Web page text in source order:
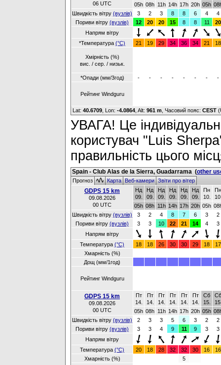
06 UTC
05h 08h 11h 14h 17h 20h 05h
Швидкість вітру (вузлів) 3 2 3 8 8 6 4
4
Пориви вітру (вузлів) 12 20 20 15 8 8 11
20
Напрям вітру
*Температура (°C) 21 19 29 34 36 34 21 18
Хмірність (%)
вис. / сер. / низьк.
*Опади (мм/3год) - - - - - - - -
Рейтинг Windguru
Lat: 40.6709 , Lon: -4.0864 Alt: 961 m , Часовий пояс: CEST
УВАГА! Це
користувач "Luis
правильність цього
Spain - Club Alas de la Sierra, Guadarrama (other
Прогноз КартаВеб-камериЗвіти про вітер
GDPS 15 km
09.08.2026
00 UTC
Нд
09.
Нд
09.
Нд
09.
Нд
09.
Нд
09.
Нд
09.
Пн
10.
Пн
05h 08h 11h 14h 17h 20h 05h
Швидкість вітру (вузлів) 3 2 4 8 7 6 3
2
Пориви вітру (вузлів) 3 3 10 22 21 14 4
3
Напрям вітру
Температура (°C) 18 18 26 30 30 29 18
17
Хмарність (%)
Дощ (мм/1год)
Рейтинг Windguru
GDPS 15 km
09.08.2026
00 UTC
Пт
14.
Пт
14.
Пт
14.
Пт
14.
Пт
14.
Пт
14.
Сб
15.
Сб
05h 08h 11h 14h 17h 20h 05h
Швидкість вітру (вузлів) 2 3 3 5 6 3 2
2
Пориви вітру (вузлів) 3 3 4 9 11 9 3
3
Напрям вітру
Температура (°C) 20 18 28 32 32 30 16
16
Хмарність (%)
5